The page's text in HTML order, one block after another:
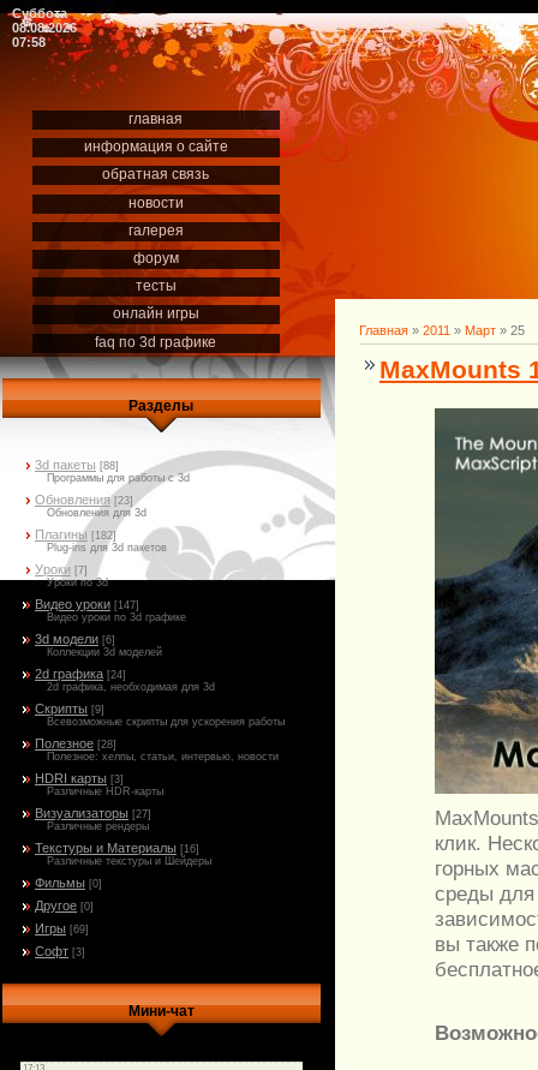
Суббота
08.08.2026
07:58
главная
информация о сайте
обратная связь
новости
галерея
форум
тесты
онлайн игры
faq по 3d графике
Разделы
3d пакеты [88]
Программы для работы с 3d
Обновления [23]
Обновления для 3d
Плагины [182]
Plug-ins для 3d пакетов
Уроки [7]
Уроки по 3d
Видео уроки [147]
Видео уроки по 3d графике
3d модели [6]
Коллекции 3d моделей
2d графика [24]
2d графика, необходимая для 3d
Скрипты [9]
Всевозможные скрипты для ускорения работы
Полезное [28]
Полезное: хелпы, статьи, интервью, новости
HDRI карты [3]
Различные HDR-карты
Визуализаторы [27]
Различные рендеры
Текстуры и Материалы [16]
Различные текстуры и Шейдеры
Фильмы [0]
Другое [0]
Игры [69]
Софт [3]
Мини-чат
Главная » 2011 » Март » 25
MaxMounts
клик.
горных
среды для
вы также